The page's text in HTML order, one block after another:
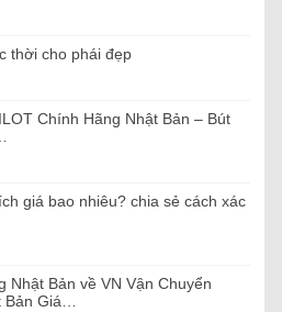
thời cho phái đẹp
Chính Hãng Nhật Bản – Bút
giá bao nhiêu? chia sẻ cách xác
Nhật Bản về VN Vận Chuyển
Bản Giá…